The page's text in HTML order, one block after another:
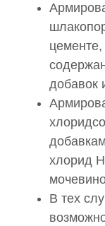
добавок
хлорид
В тех